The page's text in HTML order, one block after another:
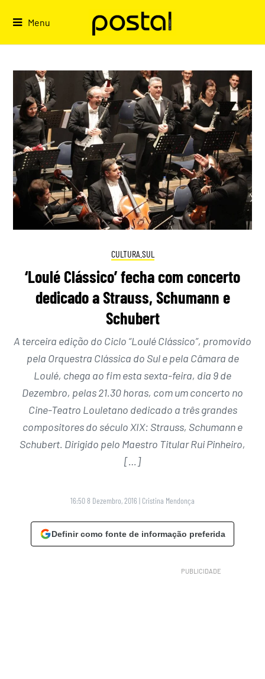
Menu
CULTURA.SUL
‘Loulé Clássico’ fecha com concerto
dedicado a Strauss, Schumann e
Schubert
A terceira edição do Ciclo “Loulé Clássico”, promovido
pela Orquestra Clássica do Sul e pela Câmara de
Loulé, chega ao fim esta sexta-feira, dia 9 de
Dezembro, pelas 21.30 horas, com um concerto no
Cine-Teatro Louletano dedicado a três grandes
compositores do século XIX: Strauss, Schumann e
Schubert. Dirigido pelo Maestro Titular Rui Pinheiro,
[…]
16:50 8 Dezembro, 2016 | Cristina Mendonça
Definir como fonte de informação preferida